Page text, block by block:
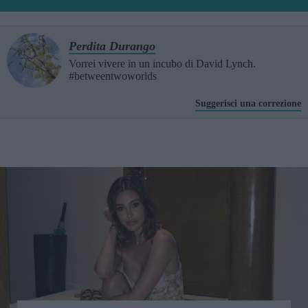
Perdita Durango
Vorrei vivere in un incubo di David Lynch.
#betweentwoworlds
Suggerisci una correzione